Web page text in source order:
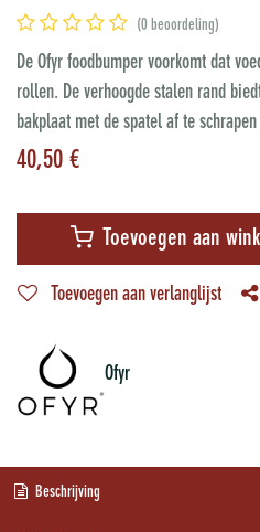
(0 beoordeling)
De Ofyr foodbumper voorkomt dat
rollen. De verhoogde stalen rand
bakplaat met de spatel af te
40,50 €
Toevoegen aan
Toevoegen aan verlanglijst
Ofyr
Beschrijving